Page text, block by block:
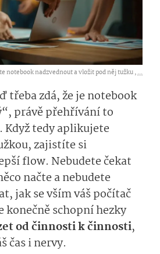
notebook nadzvednout a vložit pod něj tužku ,...
třeba zdá, že je notebook
právě přehřívání to
. Když tedy aplikujete
zajistíte si
flow. Nebudete čekat
načte a nebudete
jak se vším váš počítač
konečně schopní hezky
od činnosti k činnosti,
čas i nervy.